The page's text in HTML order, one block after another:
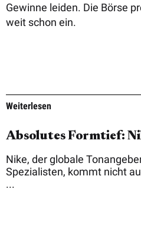
Gewinne leiden. Die Börse
weit schon ein.
Weiterlesen
Absolutes Formtief:
Nike, der globale
Spezialisten, kommt nicht
...